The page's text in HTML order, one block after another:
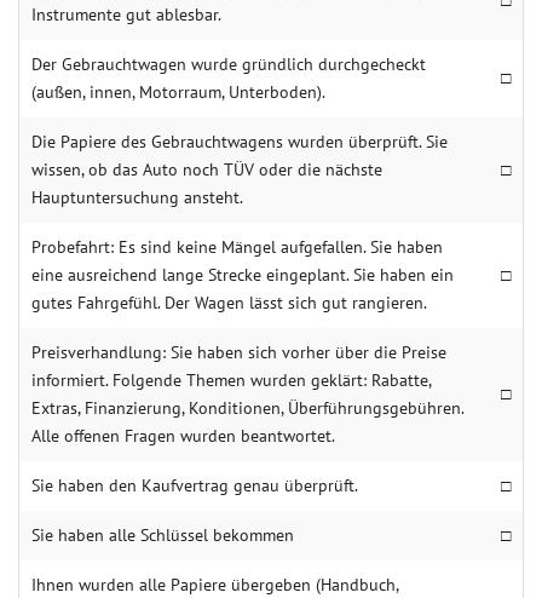
Instrumente gut ablesbar.
Der Gebrauchtwagen wurde gründlich durchgecheckt
(außen, innen, Motorraum, Unterboden).
□
Die Papiere des Gebrauchtwagens wurden überprüft. Sie
wissen, ob das Auto noch TÜV oder die nächste
Hauptuntersuchung ansteht.
□
Probefahrt: Es sind keine Mängel aufgefallen. Sie haben
eine ausreichend lange Strecke eingeplant. Sie haben ein
gutes Fahrgefühl. Der Wagen lässt sich gut rangieren.
□
Preisverhandlung: Sie haben sich vorher über die Preise
informiert. Folgende Themen wurden geklärt: Rabatte,
Extras, Finanzierung, Konditionen, Überführungsgebühren.
Alle offenen Fragen wurden beantwortet.
□
Sie haben den Kaufvertrag genau überprüft. □
Sie haben alle Schlüssel bekommen □
Ihnen wurden alle Papiere übergeben (Handbuch,